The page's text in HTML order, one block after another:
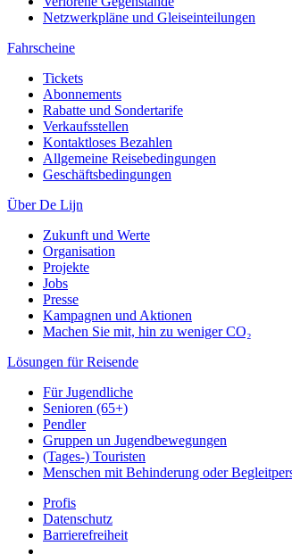
Netzwerkpläne und Gleiseinteilungen
Fahrscheine
Tickets
Abonnements
Rabatte und Sondertarife
Verkaufsstellen
Kontaktloses Bezahlen
Allgemeine Reisebedingungen
Geschäftsbedingungen
Über De Lijn
Zukunft und Werte
Organisation
Projekte
Jobs
Presse
Kampagnen und Aktionen
Machen Sie mit, hin zu weniger CO₂
Lösungen für Reisende
Für Jugendliche
Senioren (65+)
Pendler
Gruppen un Jugendbewegungen
(Tages-) Touristen
Menschen mit Behinderung oder
Profis
Datenschutz
Barrierefreiheit